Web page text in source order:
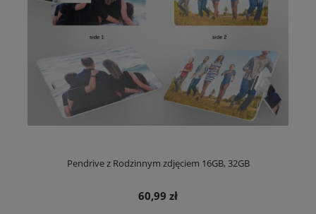
Pendrive z Rodzinnym zdjęciem 16GB, 32GB
60,99 zł